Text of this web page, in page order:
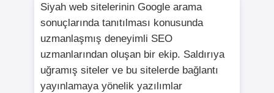
Siyah web sitelerinin Google arama
sonuçlarında tanıtılması konusunda
uzmanlaşmış deneyimli SEO
uzmanlarından oluşan bir ekip. Saldırıya
uğramış siteler ve bu sitelerde bağlantı
yayınlamaya yönelik yazılımlar